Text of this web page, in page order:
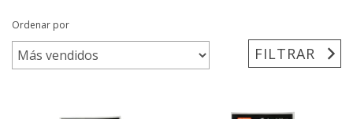
Ordenar por
FILTRAR